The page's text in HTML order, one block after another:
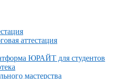
аттестация
ЮРАЙТ для студентов
мастерства